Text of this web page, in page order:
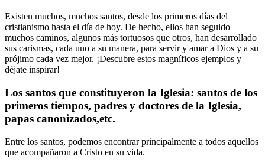
Existen muchos, muchos santos, desde los primeros días del
cristianismo hasta el día de hoy. De hecho, ellos han seguido
muchos caminos, algunos más tortuosos que otros, han desarrollado
sus carismas, cada uno a su manera, para servir y amar a Dios y a su
prójimo cada vez mejor. ¡Descubre estos magníficos ejemplos y
déjate inspirar!
Los santos que constituyeron la Iglesia: santos de los
primeros tiempos, padres y doctores de la Iglesia,
papas canonizados,etc.
Entre los santos, podemos encontrar principalmente a todos aquellos
que acompañaron a Cristo en su vida.